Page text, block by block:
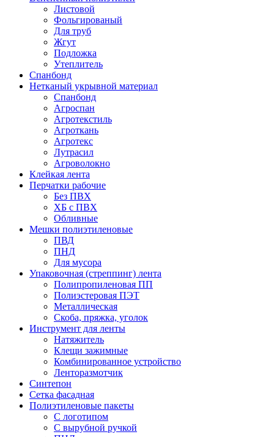
Листовой
Фольгированый
Для труб
Жгут
Подложка
Утеплитель
Спанбонд
Нетканый укрывной материал
Спанбонд
Агроспан
Агротекстиль
Агроткань
Агротекс
Лутрасил
Агроволокно
Клейкая лента
Перчатки рабочие
Без ПВХ
ХБ с ПВХ
Обливные
Мешки полиэтиленовые
ПВД
ПНД
Для мусора
Упаковочная (стреппинг) лента
Полипропиленовая ПП
Полиэстеровая ПЭТ
Металлическая
Скоба, пряжка, уголок
Инструмент для ленты
Натяжитель
Клещи зажимные
Комбинированное устройство
Ленторазмотчик
Синтепон
Сетка фасадная
Полиэтиленовые пакеты
С логотипом
С вырубной ручкой